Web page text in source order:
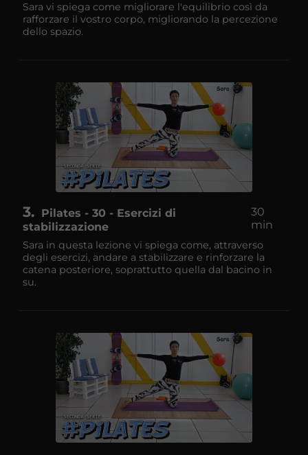
Sara vi spiega come migliorare l'equilibrio così da
rafforzare il vostro corpo, migliorando la percezione
dello spazio.
3
Pilates - 30 - Esercizi di
stabilizzazione
30
min
Sara in questa lezione vi spiega come, attraverso
degli esercizi, andare a stabilizzare e rinforzare la
catena posteriore, soprattutto quella dal bacino in
su.